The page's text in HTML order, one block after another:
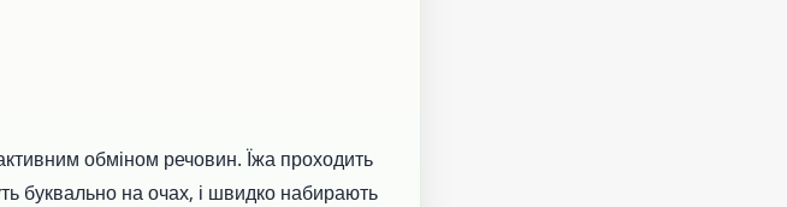
обміном речовин. Їжа проходить
буквально на очах, і швидко набирають